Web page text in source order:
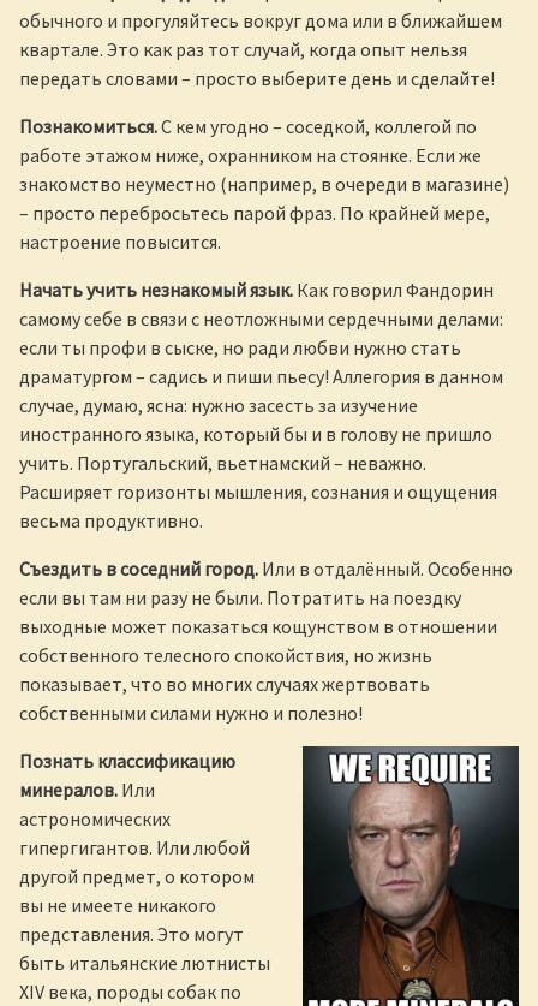
обычного и прогуляйтесь вокруг дома или в ближайшем
квартале. Это как раз тот случай, когда опыт нельзя
передать словами – просто выберите день и сделайте!
Познакомиться.С кем угодно – соседкой, коллегой по
работе этажом ниже, охранником на стоянке. Если же
знакомство неуместно (например, в очереди в магазине)
– просто перебросьтесь парой фраз. По крайней мере,
настроение повысится.
Начать учить незнакомый язык. Как говорил Фандорин
самому себе в связи с неотложными сердечными делами:
если ты профи в сыске, но ради любви нужно стать
драматургом – садись и пиши пьесу! Аллегория в данном
случае, думаю, ясна: нужно засесть за изучение
иностранного языка, который бы и в голову не пришло
учить. Португальский, вьетнамский – неважно.
Расширяет горизонты мышления, сознания и ощущения
весьма продуктивно.
Съездить в соседний город. Или в отдалённый. Особенно
если вы там ни разу не были. Потратить на поездку
выходные может показаться кощунством в отношении
собственного телесного спокойствия, но жизнь
показывает, что во многих случаях жертвовать
собственными силами нужно и полезно!
Познать классификацию
минералов. Или
астрономических
гипергигантов. Или любой
другой предмет, о котором
вы не имеете никакого
представления. Это могут
быть итальянские лютнисты
XIV века, породы собак по